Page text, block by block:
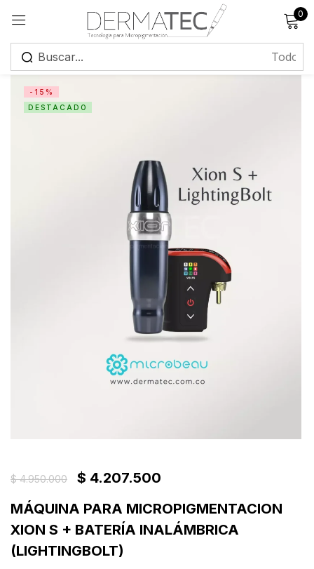
0
-15%
DESTACADO
$4.950.000 $ 4.207.500
MÁQUINA PARA MICROPIGMENTACION
XION S + BATERÍA INALÁMBRICA
(LIGHTINGBOLT)
Registrarse
¿Has olvidado tu contraseña?
Iniciar sesión
Crear una cuenta